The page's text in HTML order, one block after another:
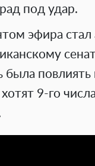
под удар.
эфира
была
9-го